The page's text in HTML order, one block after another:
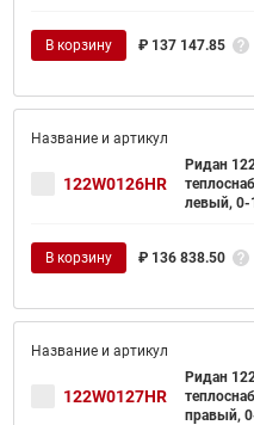
В корзину ₽ 137 147.85
122W0126HR
Ридан
левый, 0-
В корзину ₽ 136 838.50
122W0127HR
Ридан
правый,